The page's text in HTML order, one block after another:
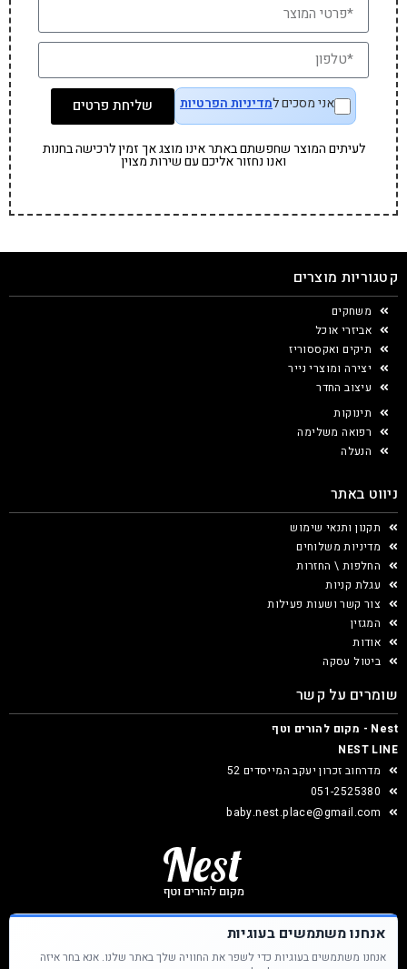
אני מסכים למדיניות הפרטיות שליחת פרטים
לעיתים המוצר שחפשתם באתר אינו מוצג אך זמין לרכישה בחנות
ואנו נחזור אליכם עם שירות מצוין
קטגוריות מוצרים
משחקים
אביזרי אוכל
תיקים ואקססוריז
יצירה ומוצרי נייר
עיצוב החדר
תינוקות
רפואה משלימה
הנעלה
ניווט באתר
תקנון ותנאי שימוש
מדיניות משלוחים
החלפות \ החזרות
עגלת קניות
צור קשר ושעות פעילות
המגזין
אודות
ביטול עסקה
שומרים על קשר
Nest - מקום להורים וטף
NEST LINE
מדרחוב זכרון יעקב המייסדים 52
051-2525380
baby.nest.place@gmail.com
אנחנו משתמשים בעוגיות
אנחנו משתמשים בעוגיות כדי לשפר את החוויה שלך באתר שלנו. אנא בחר איזה